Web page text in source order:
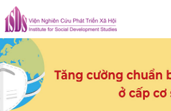
Skip
to
content